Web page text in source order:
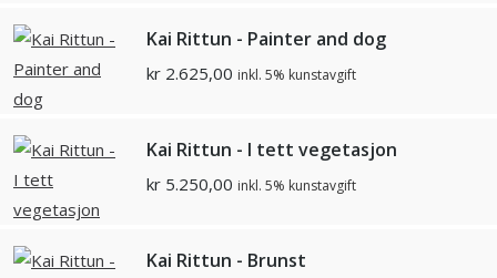
Kai Rittun - Painter and dog
kr 2.625,00 inkl. 5% kunstavgift
Kai Rittun - I tett vegetasjon
kr 5.250,00 inkl. 5% kunstavgift
Kai Rittun - Brunst